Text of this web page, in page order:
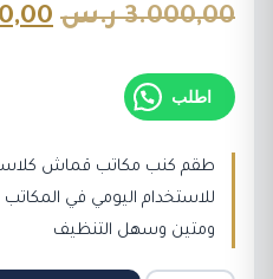
3.000,00 ر.س
اطلب
للاستخدام اليومي في
ومتين وسهل التنظيف